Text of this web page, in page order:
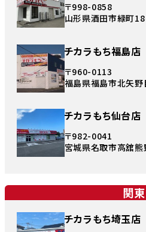
〒998-0858
山形県酒田市緑町
チカラもち福島店
〒960-0113
福島県福島市北矢
チカラもち仙台店
〒982-0041
宮城県名取市高舘
関東
チカラもち埼玉店